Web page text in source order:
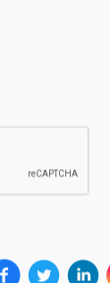
käytämme
luvan